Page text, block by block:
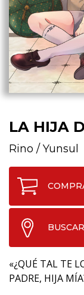
LA HIJA
Rino / Yunsul
«¿QUÉ TAL TE
PADRE, HIJA